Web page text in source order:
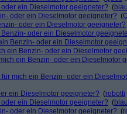
ein Dieselmotor geeigneter? (
oder ein Dieselmotor geeigneter? (
oder ein Dieselmotor geeigneter?
Benzin- oder ein Dieselmotor
Benzin- oder ein Dieselmotor
ein Benzin- oder ein Dieselmotor
ein Benzin- oder ein Dieselmotor
für mich ein Benzin- oder ein
ein Dieselmotor geeigneter? (robotti
ein Dieselmotor geeigneter? (
oder ein Dieselmotor geeigneter? (